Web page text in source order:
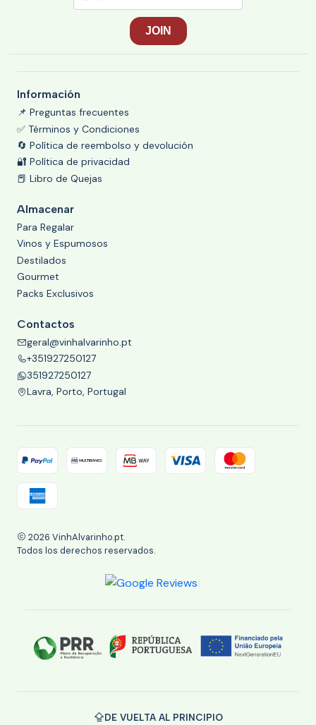
Información
📌 Preguntas frecuentes
✅ Términos y Condiciones
🔄 Política de reembolso y devolución
🔐 Política de privacidad
📕 Libro de Quejas
Almacenar
Para Regalar
Vinos y Espumosos
Destilados
Gourmet
Packs Exclusivos
Contactos
geral@vinhalvarinho.pt
+351927250127
351927250127
Lavra, Porto, Portugal
2026 VinhAlvarinho.pt.
Todos los derechos reservados.
DE VUELTA AL PRINCIPIO